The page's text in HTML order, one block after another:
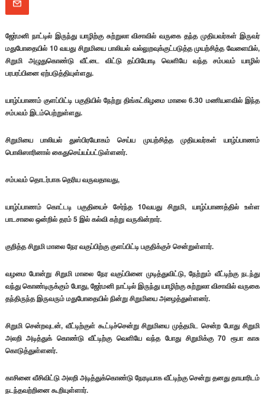
ஜேர்மனி நாட்டில் இருந்து யாழிற்கு சுற்றுலா விசாவில் வருகை தந்த முதியவர்கள் இருவர்
மதுபோதையில் 10 வயது சிறுமியை பாலியல் வல்லுறவுக்குட்படுத்த முயற்சித்த வேளையில்,
சிறுமி அழுதுகொண்டு வீட்டை விட்டு தப்பியோடி வெளியே வந்த சம்பவம் யாழில்
பரபரப்பினை ஏற்படுத்தியுள்ளது.
யாழ்ப்பாணம் குளப்பிட்டி பகுதியில் நேற்று திங்கட்கிழமை மாலை 6.30 மணியளவில் இந்த
சம்பவம் இடம்பெற்றுள்ளது.
சிறுமியை பாலியல் துஸ்பிரயோகம் செய்ய முயற்சித்த முதியவர்கள் யாழ்ப்பாணம்
பொலிஸாரினால் கைதுசெய்யப்பட்டுள்ளனர்.
சம்பவம் தொடர்பாக தெரிய வருவதாவது,
யாழ்ப்பாணம் கொட்டடி பகுதியைச் சேர்ந்த 10வயது சிறுமி, யாழ்ப்பாணத்தில் உள்ள
பாடசாலை ஒன்றில் தரம் 5 இல் கல்வி கற்று வருகின்றார்.
குறித்த சிறுமி மாலை நேர வகுப்பிற்கு குளப்பிட்டி பகுதிக்குச் சென்றுள்ளார்.
வழமை போன்று சிறுமி மாலை நேர வகுப்பினை முடித்துவிட்டு, நேற்றும் வீட்டிற்கு நடந்து
வந்து கொண்டிருக்கும் போது, ஜேர்மனி நாட்டில் இருந்து யாழிற்கு சுற்றுலா விசாவில் வருகை
தந்திருந்த இருவரும் மதுபோதையில் நின்று சிறுமியை அழைத்துள்ளனர்.
சிறுமி சென்றவுடன், வீட்டிற்குள் கூட்டிச்சென்று சிறுமியை முத்தமிட சென்ற போது சிறுமி
அலறி அடித்துக் கொண்டு வீட்டிற்கு வெளியே வந்த போது சிறுமிக்கு 70 ரூபா காசு
கொடுத்துள்ளனர்.
காசினை வீசிவிட்டு அலறி அடித்துக்கொண்டு நேரடியாக வீட்டிற்கு சென்று தனது தாயாரிடம்
நடந்தவற்றினை கூறியுள்ளார்.